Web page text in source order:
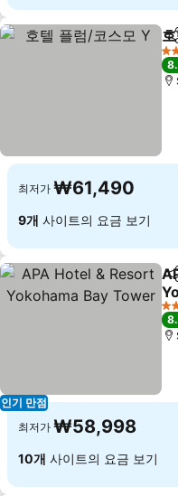
공
3
최저가 ₩61,490
9개 사이트의 요금 보기
인기 만점
공
3
최저가 ₩58,998
10개 사이트의 요금 보기